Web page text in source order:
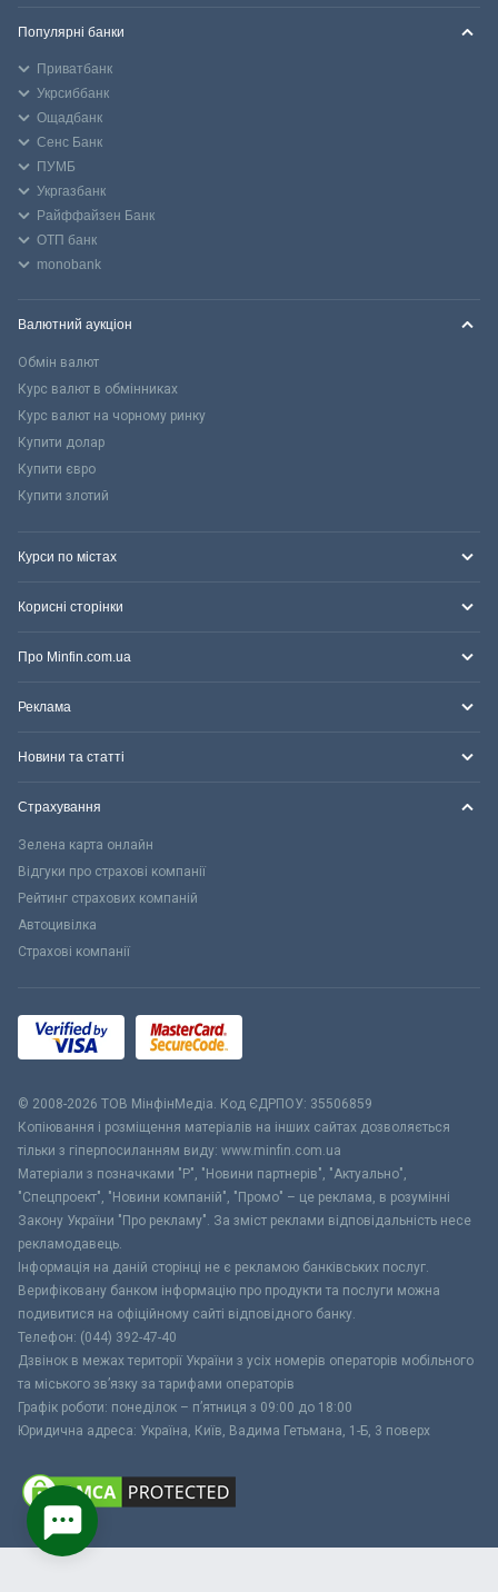
Популярні банки
Приватбанк
Укрсиббанк
Ощадбанк
Сенс Банк
ПУМБ
Укргазбанк
Райффайзен Банк
ОТП банк
monobank
Валютний аукціон
Обмін валют
Курс валют в обмінниках
Курс валют на чорному ринку
Купити долар
Купити євро
Купити злотий
Курси по містах
Корисні сторінки
Про Minfin.com.ua
Реклама
Новини та статті
Страхування
Зелена карта онлайн
Відгуки про страхові компанії
Рейтинг страхових компаній
Автоцивілка
Страхові компанії
© 2008-2026 ТОВ МiнфiнМедiа. Код ЄДРПОУ: 35506859
Копіювання і розміщення матеріалів на інших сайтах дозволяється
тільки з гіперпосиланням виду: www.minfin.com.ua
Матеріали з позначками "Р", "Новини партнерів", "Актуально",
"Спецпроект", "Новини компаній", "Промо" – це реклама, в розумінні
Закону України "Про рекламу". За зміст реклами відповідальність несе
рекламодавець.
Інформація на даній сторінці не є рекламою банківських послуг.
Верифіковану банком інформацію про продукти та послуги можна
подивитися на офіційному сайті відповідного банку.
Телефон: (044) 392-47-40
Дзвінок в межах території України з усіх номерів операторів мобільного
та міського зв’язку за тарифами операторів
Графік роботи: понеділок – п’ятниця з 09:00 до 18:00
Юридична адреса: Україна, Київ, Вадима Гетьмана, 1-Б, 3 поверх